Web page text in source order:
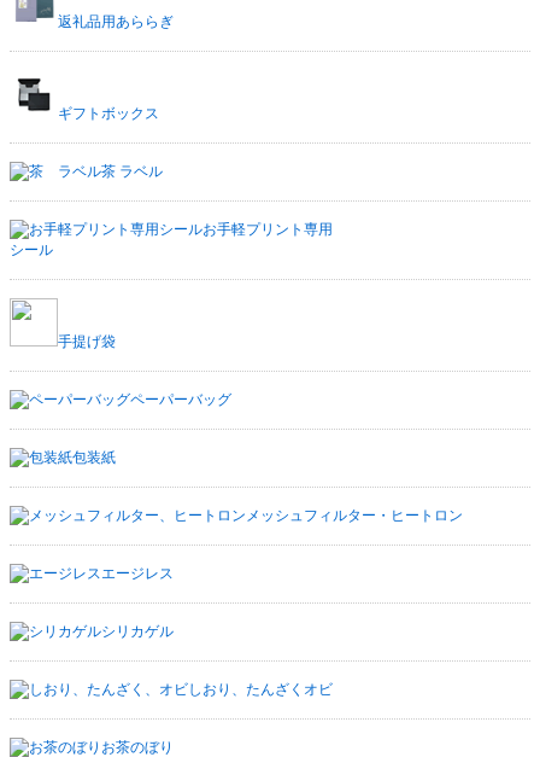
返礼品用あららぎ
ギフトボックス
茶 ラベル
お手軽プリント専用
シール
手提げ袋
ペーパーバッグ
包装紙
メッシュフィルター・ヒートロン
エージレス
シリカゲル
しおり、たんざくオビ
お茶のぼり